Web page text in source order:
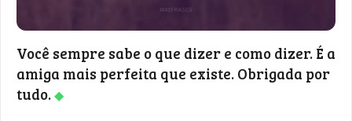
Você sempre sabe o que dizer e como dizer. É a
amiga mais perfeita que existe. Obrigada por
tudo.◆